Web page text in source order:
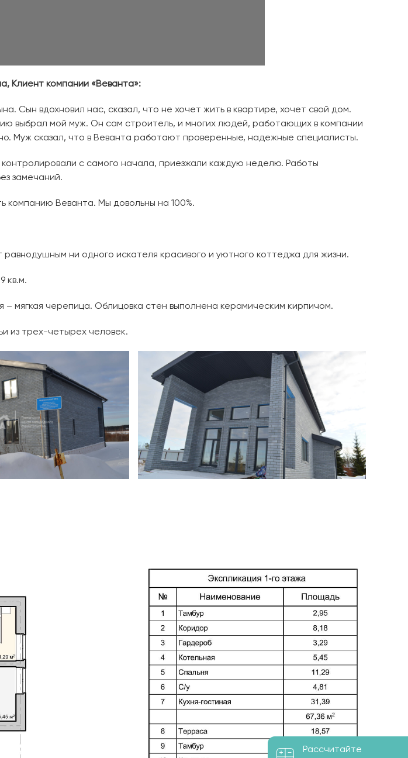
Клиент компании «Веванта»:
Сын вдохновил нас, сказал, что не хочет жить в квартире, хочет свой дом.
выбрал мой муж. Он сам строитель, и многих людей, работающих в компании
Муж сказал, что в Веванта работают проверенные, надежные специалисты.
с самого начала, приезжали каждую неделю. Работы
замечаний.
компанию Веванта. Мы довольны на 100%.
равнодушным ни одного искателя красивого и уютного коттеджа для жизни.
кв.м.
мягкая черепица. Облицовка стен выполнена керамическим кирпичом.
из трех-четырех человек.
Рассчитайте